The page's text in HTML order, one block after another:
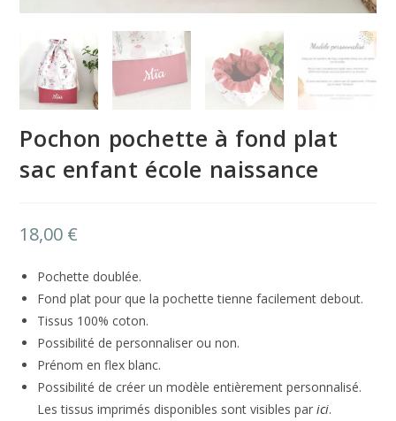
Pochon pochette à fond plat
sac enfant école naissance
18,00 €
Pochette doublée.
Fond plat pour que la pochette tienne facilement debout.
Tissus 100% coton.
Possibilité de personnaliser ou non.
Prénom en flex blanc.
Possibilité de créer un modèle entièrement personnalisé.
Les tissus imprimés disponibles sont visibles parici.